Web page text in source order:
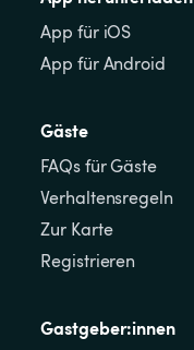
App für iOS
App für Android
Gäste
FAQs für Gäste
Verhaltensregeln
Zur Karte
Registrieren
Gastgeber:innen